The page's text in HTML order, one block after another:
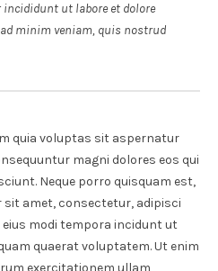
incididunt ut labore et dolore
minim veniam, quis nostrud
quia voluptas sit aspernatur
magni dolores eos qui
Neque porro quisquam est,
sit amet, consectetur, adipisci
modi tempora incidunt ut
quaerat voluptatem. Ut enim